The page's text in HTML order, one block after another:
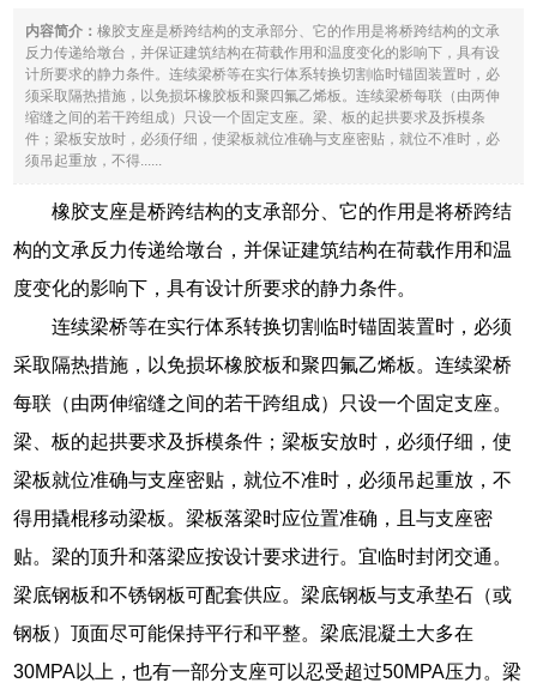
内容简介：橡胶支座是桥跨结构的支承部分、它的作用是将桥跨结构的文承
反力传递给墩台，并保证建筑结构在荷载作用和温度变化的影响下，具有设
计所要求的静力条件。连续梁桥等在实行体系转换切割临时锚固装置时，必
须采取隔热措施，以免损坏橡胶板和聚四氟乙烯板。连续梁桥每联（由两伸
缩缝之间的若干跨组成）只设一个固定支座。梁、板的起拱要求及拆模条
件；梁板安放时，必须仔细，使梁板就位准确与支座密贴，就位不准时，必
须吊起重放，不得......
橡胶支座是桥跨结构的支承部分、它的作用是将桥跨结
构的文承反力传递给墩台，并保证建筑结构在荷载作用和温
度变化的影响下，具有设计所要求的静力条件。
连续梁桥等在实行体系转换切割临时锚固装置时，必须
采取隔热措施，以免损坏橡胶板和聚四氟乙烯板。连续梁桥
每联（由两伸缩缝之间的若干跨组成）只设一个固定支座。
梁、板的起拱要求及拆模条件；梁板安放时，必须仔细，使
梁板就位准确与支座密贴，就位不准时，必须吊起重放，不
得用撬棍移动梁板。梁板落梁时应位置准确，且与支座密
贴。梁的顶升和落梁应按设计要求进行。宜临时封闭交通。
梁底钢板和不锈钢板可配套供应。梁底钢板与支承垫石（或
钢板）顶面尽可能保持平行和平整。梁底混凝土大多在
30MPA以上，也有一部分支座可以忍受超过50MPA压力。梁